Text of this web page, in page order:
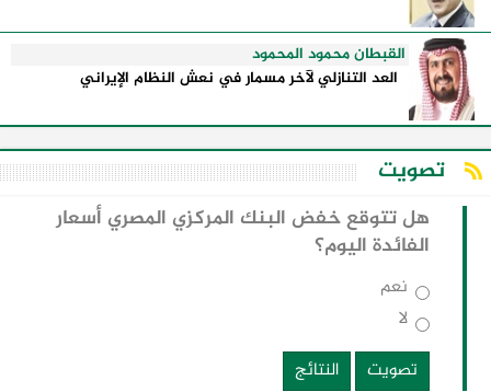
القبطان محمود المحمود
العد التنازلي لآخر مسمار في نعش النظام الإيراني
تصويت
هل تتوقع خفض البنك المركزي المصري أسعار
الفائدة اليوم؟
نعم
لا
تصويت
النتائج